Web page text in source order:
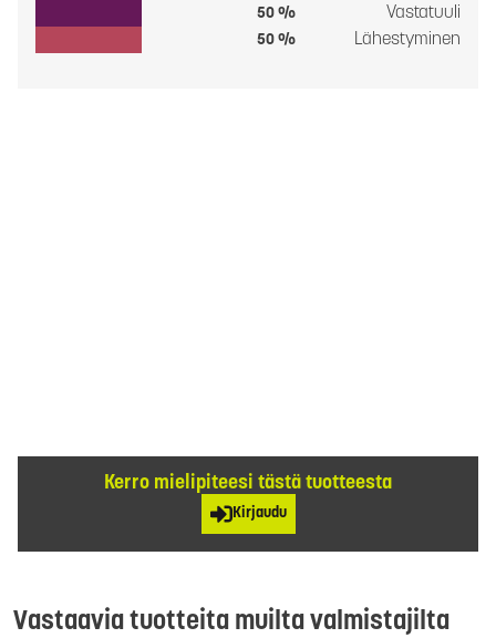
50 % Vastatuuli
50 % Lähestyminen
Kerro mielipiteesi tästä tuotteesta
Kirjaudu
Vastaavia tuotteita muilta valmistajilta